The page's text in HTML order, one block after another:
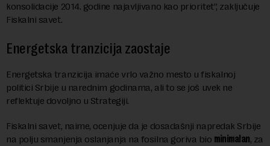
konsolidacije 2014. godine najavljivano kao prioritet”, zaključuje
Fiskalni savet.
Energetska tranzicija zaostaje
Energetska tranzicija imaće vrlo važno mesto u fiskalnoj
politici Srbije u narednim godinama, ali to se još uvek ne
reflektuje dovoljno u Strategiji.
Fiskalni savet, naime, ocenjuje da je dosadašnji napredak Srbije
na polju smanjenja oslanjanja na fosilna goriva bio minimalan, za